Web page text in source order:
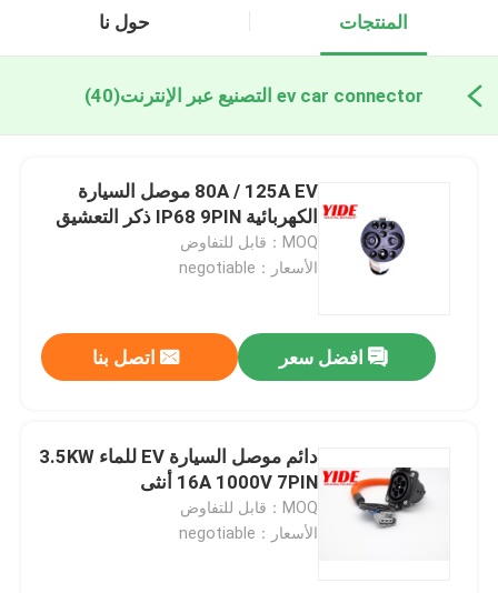
المنتجات حول نا
ev car connector التصنيع عبر الإنترنت (40)
80A / 125A EV موصل السيارة
الكهربائية IP68 9PIN ذكر التعشيق
MOQ：قابل للتفاوض
الأسعار：negotiable
افضل سعر اتصل بنا
دائم موصل السيارة EV للماء 3.5KW
16A 1000V 7PIN أنثى
MOQ：قابل للتفاوض
الأسعار：negotiable